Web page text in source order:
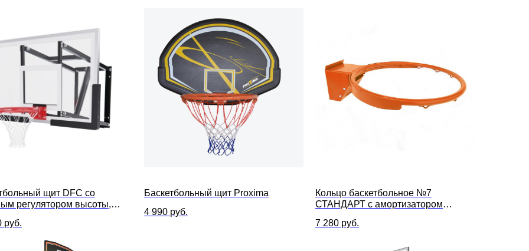
щит DFC со
регулятором высоты,
руб.
Баскетбольный щит Proxima
4 990 руб.
Кольцо баскетбольное №7
СТАНДАРТ с амортизатором
7 280 руб.